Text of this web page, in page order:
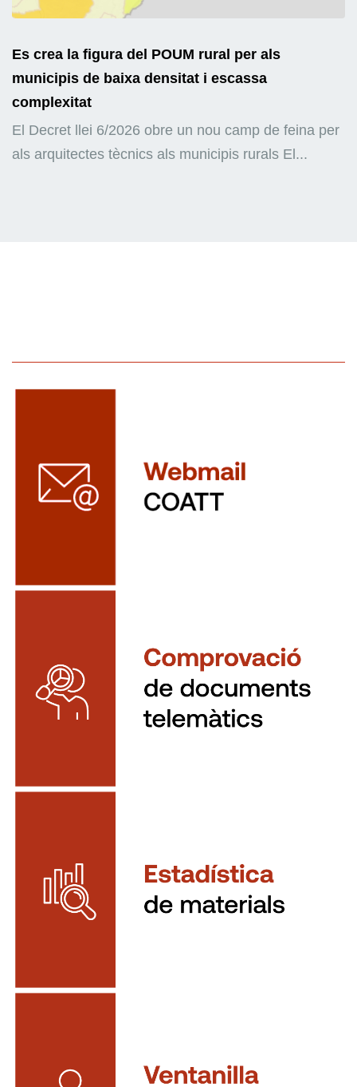
Es crea la figura del POUM rural per als
municipis de baixa densitat i escassa
complexitat
El Decret llei 6/2026 obre un nou camp de feina per
als arquitectes tècnics als municipis rurals El...